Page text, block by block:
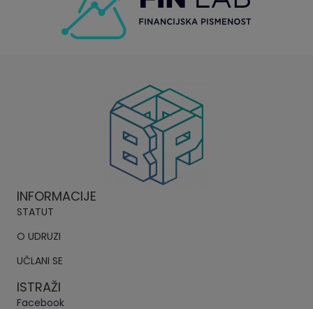
INFORMACIJE
STATUT
O UDRUZI
UČLANI SE
ISTRAŽI
Facebook